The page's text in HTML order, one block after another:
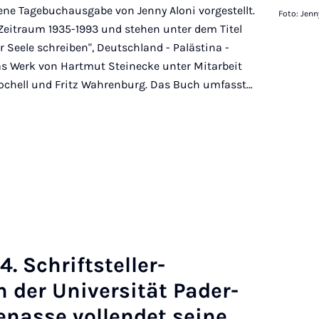
Foto:
Tagebuchausgabe von Jenny Aloni vorgestellt.
1935-1993 und stehen unter dem Titel
schreiben", Deutschland - Palästina -
Werk von Hartmut Steinecke unter Mitarbeit
und Fritz Wahrenburg. Das Buch umfasst…
Schrift­s­teller-
der Uni­versität Pader­